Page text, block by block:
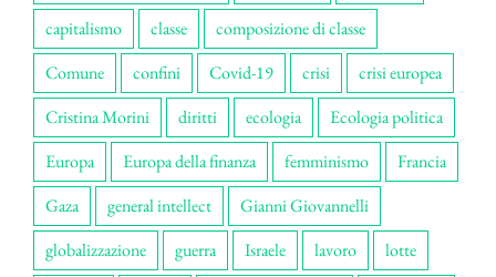
capitalismo
classe
composizione di classe
Comune
confini Covid-19 crisi
crisi europea
Cristina Morini
diritti ecologia
Ecologia politica
Europa
Europa della finanza femminismo
Francia
Gaza
general intellect
Gianni Giovannelli
globalizzazione
guerra Israele lavoro lotte